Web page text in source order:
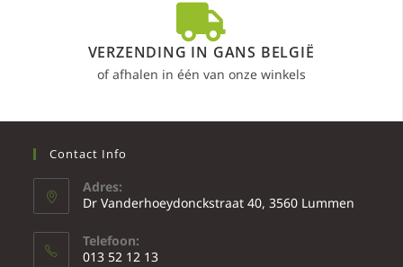
VERZENDING IN GANS BELGIË
of afhalen in één van onze winkels
Contact Info
Adres:
Dr Vanderhoeydonckstraat 40, 3560 Lummen
Telefoon:
013 52 12 13